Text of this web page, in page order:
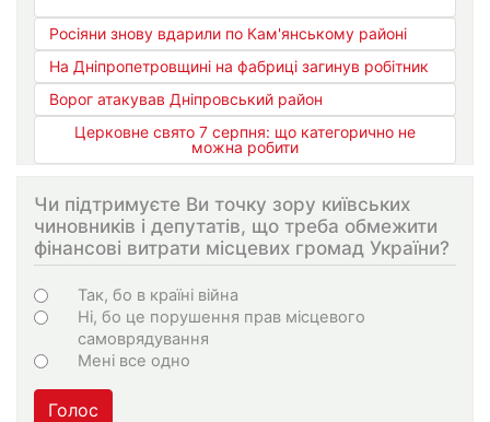
Росіяни знову вдарили по Кам'янському районі
На Дніпропетровщині на фабриці загинув робітник
Ворог атакував Дніпровський район
Церковне свято 7 серпня: що категорично не
можна робити
Чи підтримуєте Ви точку зору київських
чиновників і депутатів, що треба обмежити
фінансові витрати місцевих громад України?
Варіанти
Так, бо в країні війна
Ні, бо це порушення прав місцевого
самоврядування
Мені все одно
Голос